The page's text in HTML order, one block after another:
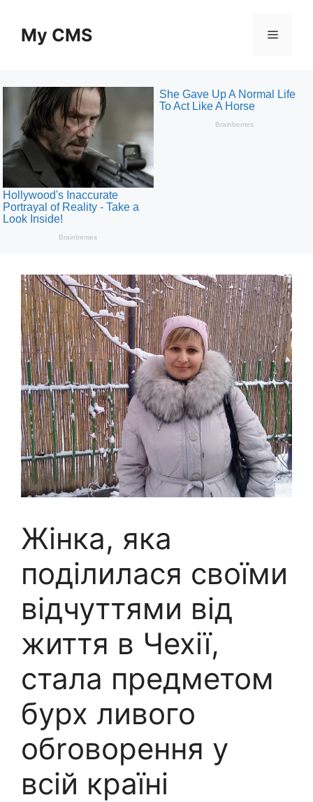
contentMy CMS Menu
Жінка, яка
поділилася своїми
відчуттями від
життя в Чехії,
стала предметом
бурх ливого
обrоворення у
всій країні